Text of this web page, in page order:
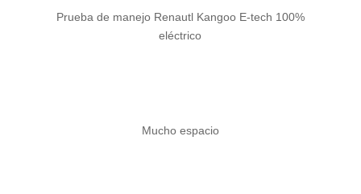
Prueba de manejo Renautl Kangoo E-tech 100%
eléctrico
Mucho espacio